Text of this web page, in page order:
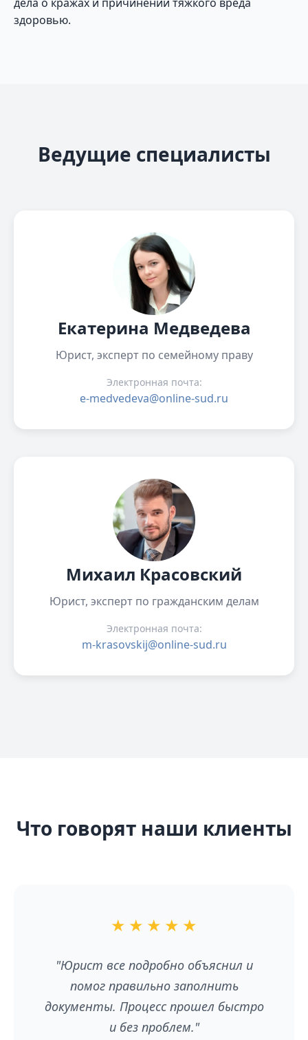
здоровью.
Ведущие специалисты
Екатерина Медведева
Юрист, эксперт по семейному праву
Электронная почта:
e-medvedeva@online-sud.ru
Михаил Красовский
Юрист, эксперт по гражданским делам
Электронная почта:
m-krasovskij@online-sud.ru
Что говорят наши клиенты
★ ★ ★ ★ ★
"Юрист все подробно объяснил и
помог правильно заполнить
документы. Процесс прошел быстро
и без проблем."